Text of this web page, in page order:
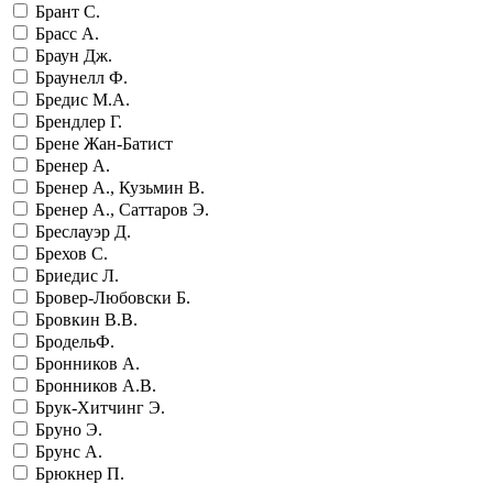
Брант С.
Брасс А.
Браун Дж.
Браунелл Ф.
Бредис М.А.
Брендлер Г.
Брене Жан-Батист
Бренер А.
Бренер А., Кузьмин В.
Бренер А., Саттаров Э.
Бреслауэр Д.
Брехов С.
Бриедис Л.
Бровер-Любовски Б.
Бровкин В.В.
БродельФ.
Бронников А.
Бронников А.В.
Брук-Хитчинг Э.
Бруно Э.
Брунс А.
Брюкнер П.